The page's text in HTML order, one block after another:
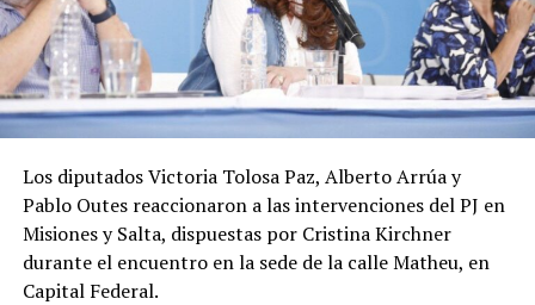
Los diputados Victoria Tolosa Paz, Alberto Arrúa y
Pablo Outes reaccionaron a las intervenciones del PJ en
Misiones y Salta, dispuestas por Cristina Kirchner
durante el encuentro en la sede de la calle Matheu, en
Capital Federal.